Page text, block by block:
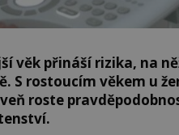
věk přináší rizika, na
S rostoucím věkem u
roste